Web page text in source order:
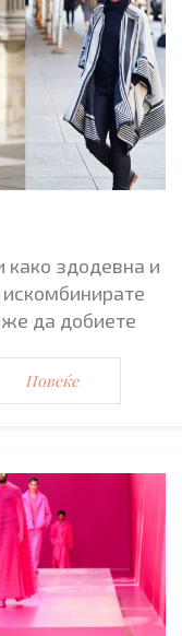
здодевна и
да добиете
Повеќе